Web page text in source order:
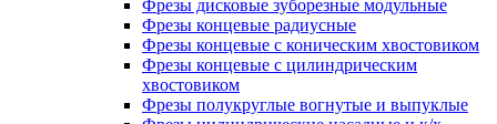
Фрезы дисковые зуборезные модульные
Фрезы концевые радиусные
Фрезы концевые с коническим хвостовиком
Фрезы концевые с цилиндрическим
хвостовиком
Фрезы полукруглые вогнутые и выпуклые